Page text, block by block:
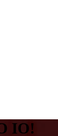
IO!